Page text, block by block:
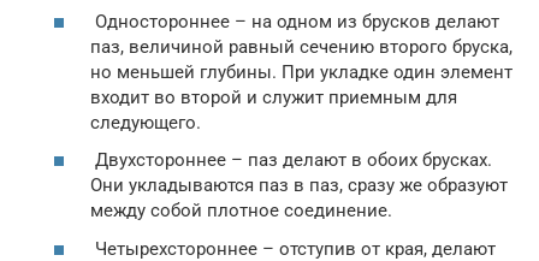
Одностороннее – на одном из брусков делают
паз, величиной равный сечению второго бруска,
но меньшей глубины. При укладке один элемент
входит во второй и служит приемным для
следующего.
Двухстороннее – паз делают в обоих брусках.
Они укладываются паз в паз, сразу же образуют
между собой плотное соединение.
Четырехстороннее – отступив от края, делают